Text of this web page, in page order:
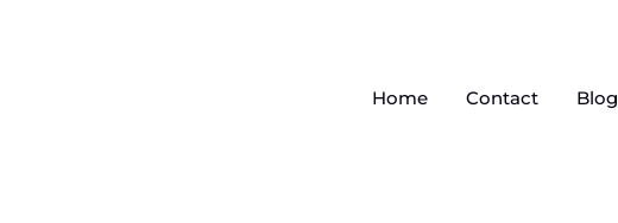
Home Contact Blog